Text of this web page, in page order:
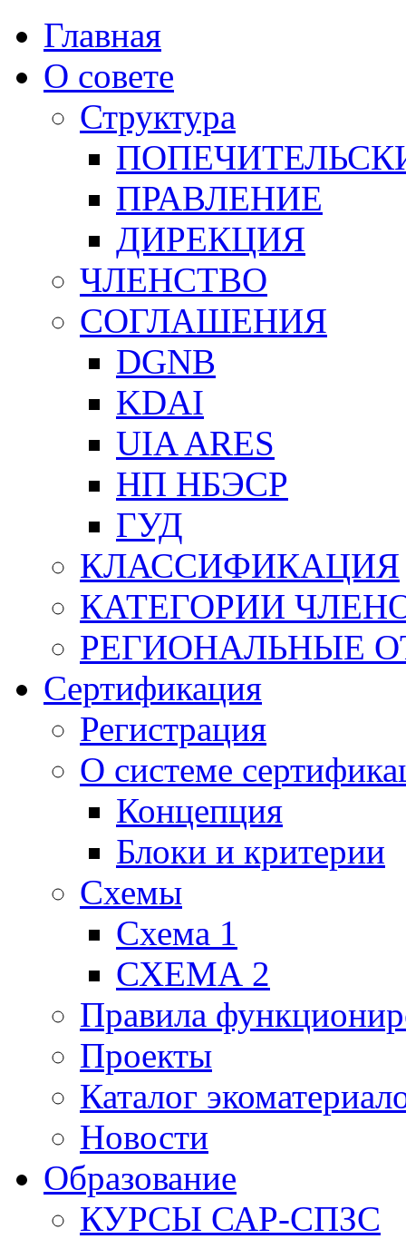
Главная
О совете
Структура
ПРАВЛЕНИЕ
ДИРЕКЦИЯ
ЧЛЕНСТВО
СОГЛАШЕНИЯ
DGNB
KDAI
UIA ARES
НП НБЭСР
ГУД
КЛАССИФИКАЦИЯ
КАТЕГОРИИ
РЕГИОНАЛЬНЫЕ
Сертификация
Регистрация
О системе
Концепция
Блоки и критерии
Схемы
Схема 1
СХЕМА 2
Правила
Проекты
Каталог
Новости
Образование
КУРСЫ САР-СПЗС